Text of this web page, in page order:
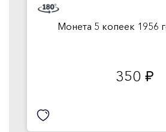
Монета 5 копеек 1956
350 руб.